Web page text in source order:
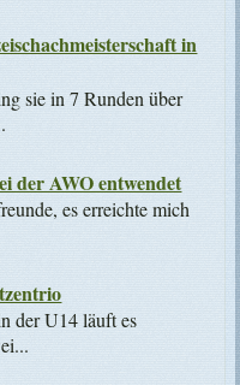
in
sie in 7 Runden über
der AWO entwendet
es erreichte mich
der U14 läuft es